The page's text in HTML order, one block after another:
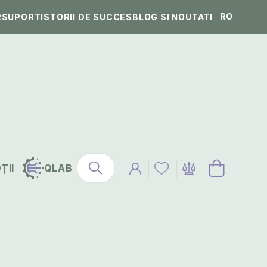
SUPORTISTORII DE SUCCESBLOG SI NOUTATI RO
QLAB